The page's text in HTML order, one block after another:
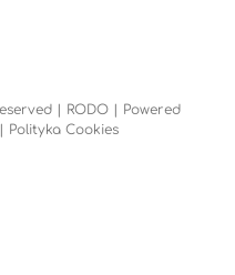
| RODO | Powered
Polityka Cookies